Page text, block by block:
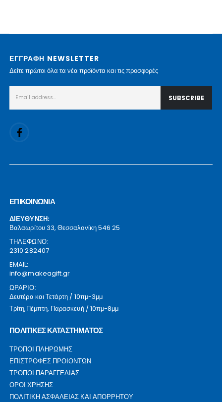
ΕΓΓΡΑΦΗ NEWSLETTER
Δείτε πρώτοι όλα τα νέα προϊόντα και τις προσφορές
ΕΠΙΚΟΙΝΩΝΙΑ
ΔΙΕΥΘΥΝΣΗ:
Βαλαωρίτου 33, Θεσσαλονίκη 546 25
ΤΗΛΕΦΩΝΟ:
2310 282407
EMAIL:
info@makeagift.gr
ΩΡΑΡΙΟ:
Δευτέρα και Τετάρτη / 10πμ-3μμ
Τρίτη,Πέμπτη, Παρασκευή / 10πμ-8μμ
ΠΟΛΙΤΙΚΕΣ ΚΑΤΑΣΤΗΜΑΤΟΣ
ΤΡΟΠΟΙ ΠΛΗΡΩΜΗΣ
ΕΠΙΣΤΡΟΦΕΣ ΠΡΟΙΟΝΤΩΝ
ΤΡΟΠΟΙ ΠΑΡΑΓΓΕΛΙΑΣ
ΟΡΟΙ ΧΡΗΣΗΣ
ΠΟΛΙΤΙΚΗ ΑΣΦΑΛΕΙΑΣ ΚΑΙ ΑΠΟΡΡΗΤΟΥ